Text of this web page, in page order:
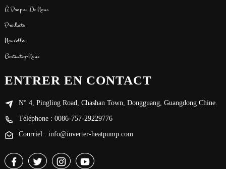
À Propos De Nous
Produits
Nouvelles
Contactez-Nous
ENTRER EN CONTACT
N° 4, Pingling Road, Chashan Town, Dongguang, Guangdong Chine.
Téléphone : 0086-757-29229776
Courriel : info@inverter-heatpump.com